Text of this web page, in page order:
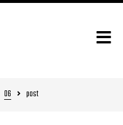
06 post